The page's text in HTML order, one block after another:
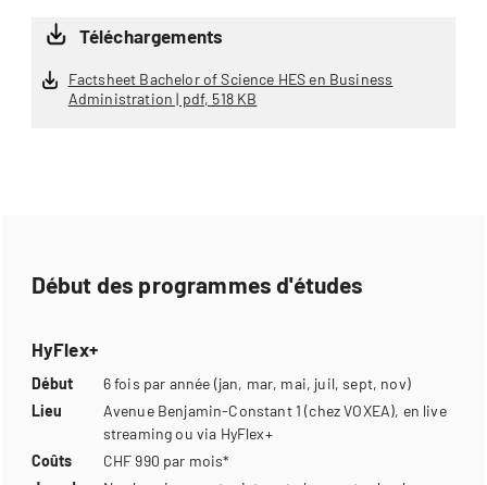
Téléchargements
Factsheet Bachelor of Science HES en Business
Administration | pdf, 518 KB
Début des programmes d'études
HyFlex+
Début
6 fois par année (jan, mar, mai, juil, sept, nov)
Lieu
Avenue Benjamin-Constant 1 (chez VOXEA), en live
streaming ou via HyFlex+
Coûts
CHF 990 par mois*